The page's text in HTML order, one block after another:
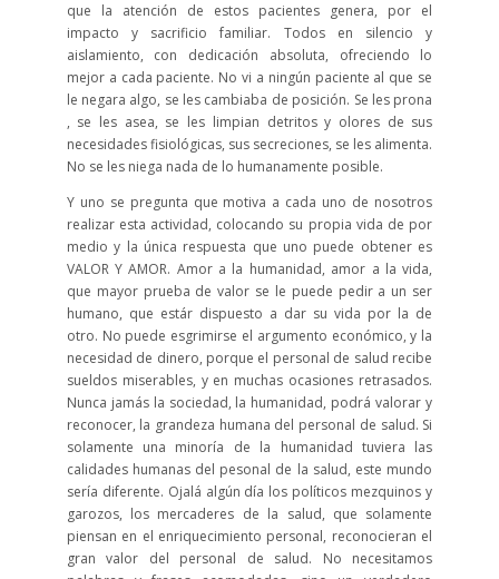
que la atención de estos pacientes genera, por el
impacto y sacrificio familiar. Todos en silencio y
aislamiento, con dedicación absoluta, ofreciendo lo
mejor a cada paciente. No vi a ningún paciente al que se
le negara algo, se les cambiaba de posición. Se les prona
, se les asea, se les limpian detritos y olores de sus
necesidades fisiológicas, sus secreciones, se les alimenta.
No se les niega nada de lo humanamente posible.
Y uno se pregunta que motiva a cada uno de nosotros
realizar esta actividad, colocando su propia vida de por
medio y la única respuesta que uno puede obtener es
VALOR Y AMOR. Amor a la humanidad, amor a la vida,
que mayor prueba de valor se le puede pedir a un ser
humano, que estár dispuesto a dar su vida por la de
otro. No puede esgrimirse el argumento económico, y la
necesidad de dinero, porque el personal de salud recibe
sueldos miserables, y en muchas ocasiones retrasados.
Nunca jamás la sociedad, la humanidad, podrá valorar y
reconocer, la grandeza humana del personal de salud. Si
solamente una minoría de la humanidad tuviera las
calidades humanas del pesonal de la salud, este mundo
sería diferente. Ojalá algún día los políticos mezquinos y
garozos, los mercaderes de la salud, que solamente
piensan en el enriquecimiento personal, reconocieran el
gran valor del personal de salud. No necesitamos